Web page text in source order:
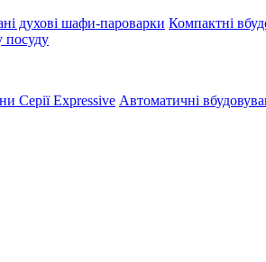
духові шафи-пароварки Компактні
посуду
Серії Expressive Автоматичні